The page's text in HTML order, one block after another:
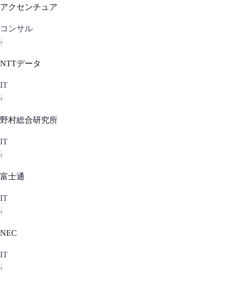
アクセンチュア
コンサル
›
NTTデータ
IT
›
野村総合研究所
IT
›
富士通
IT
›
NEC
IT
›